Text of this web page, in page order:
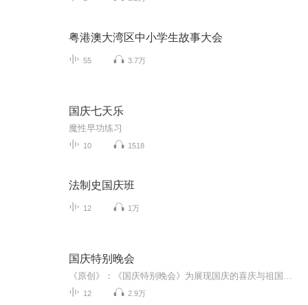
粤港澳大湾区中小学生故事大会
55 3.7万
国庆七天乐
魔性早功练习
10 1518
法制史国庆班
12 1万
国庆特别晚会
12 2.9万